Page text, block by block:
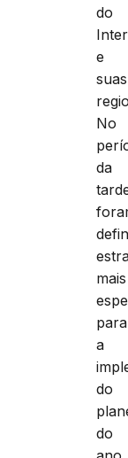
do
e
suas
No
da
mais
para
a
do
do